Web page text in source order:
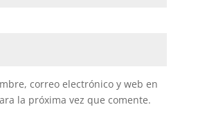
correo electrónico y web en
la próxima vez que comente.